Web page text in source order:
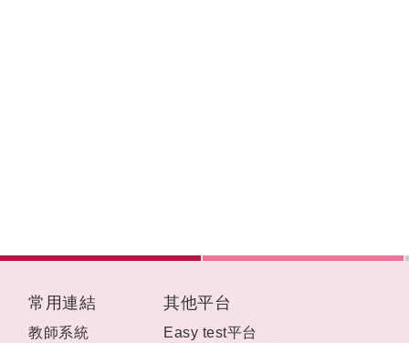
常用連結
教師系統
其他平台
Easy test平台